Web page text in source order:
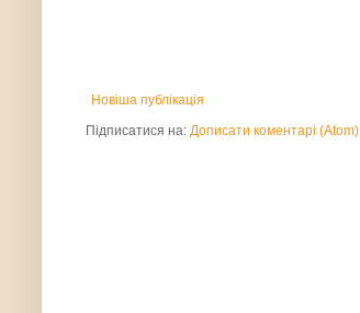
Новіша публікація
Підписатися на: Дописати коментарі (Atom)